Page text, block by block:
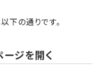
下の通りです。
ージを開く